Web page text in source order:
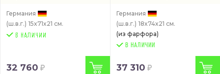
Германия
(ш.в.г.) 15x71x21 см.
32 760
Германия
(ш.в.г.) 18x74x21 см.
(из фарфора)
В НАЛИЧИИ
37 310